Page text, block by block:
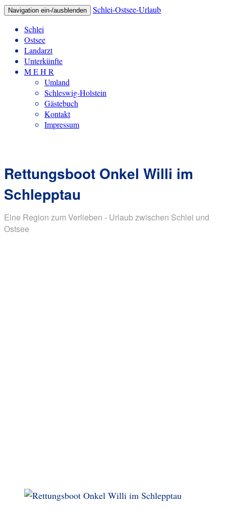
Navigation ein-/ausblenden
Schlei-Ostsee-Urlaub
Schlei
Ostsee
Landarzt
Unterkünfte
M E H R
Umland
Schleswig-Holstein
Gästebuch
Kontakt
Impressum
Rettungsboot Onkel Willi im
Schlepptau
Eine Region zum Verlieben - Urlaub zwischen Schlei und
Ostsee